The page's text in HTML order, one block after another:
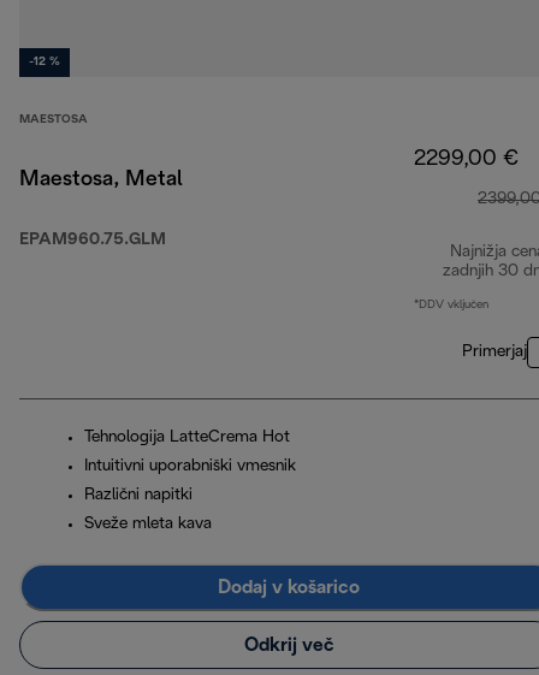
-12 %
MAESTOSA
Maestosa, Metal
EPAM960.75.GLM
2299,00 €
Najnižja
zadnjih 30
*DDV vključen
Primerjaj
Tehnologija LatteCrema Hot
Intuitivni uporabniški vmesnik
Različni napitki
Sveže mleta kava
Dodaj v košarico
Odkrij več